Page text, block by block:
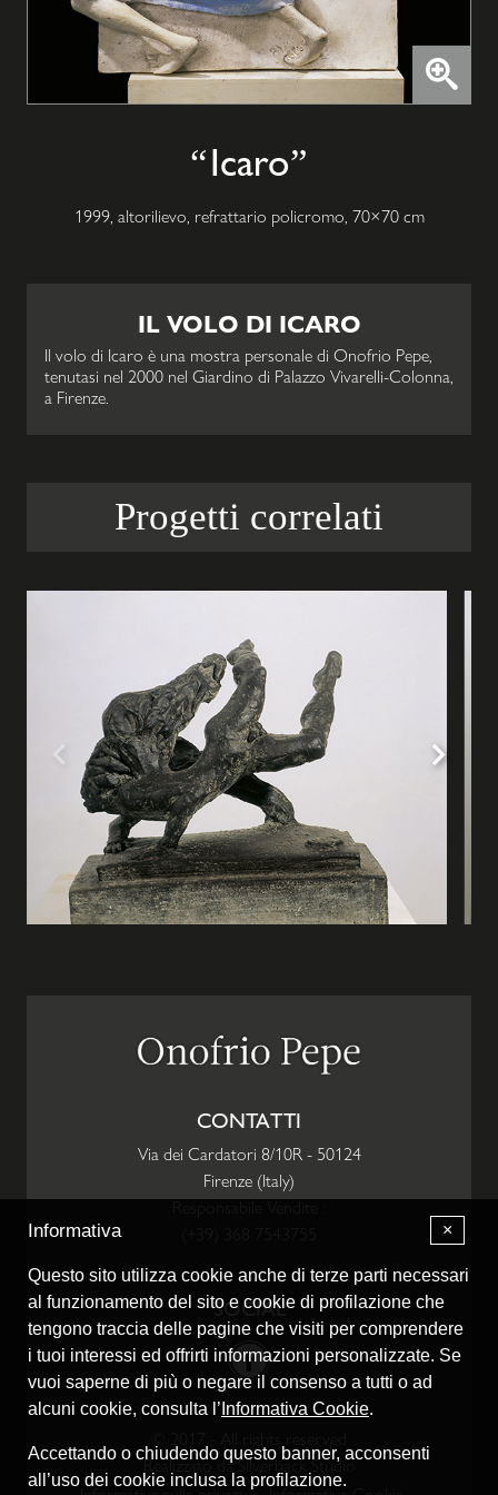
Icaro
1999, altorilievo, refrattario policromo, 70×70 cm
IL VOLO DI ICARO
Il volo di Icaro è una mostra personale di Onofrio Pepe,
tenutasi nel 2000 nel Giardino di Palazzo Vivarelli-Colonna,
a Firenze.
Progetti correlati
CONTATTI
Via dei Cardatori 8/10R- 50124
Firenze (Italy)
SOCIAL
Facebook
Realizzato daSilverback Studio
×
Informativa
Questo sito utilizza cookie anche di terze parti necessari
al funzionamento del sito e cookie di profilazione che
tengono traccia delle pagine che visiti per comprendere
i tuoi interessi ed offrirti informazioni personalizzate. Se
vuoi saperne di più o negare il consenso a tutti o ad
alcuni cookie, consulta l’ Informativa Cookie.
Accettando o chiudendo questo banner, acconsenti
all’uso dei cookie inclusa la profilazione.